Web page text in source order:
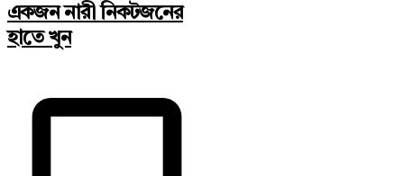
একজন নারী নিকটজনের
হাতে খুন